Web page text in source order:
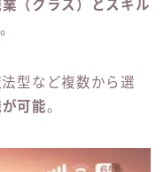
（クラス）とスキル
型など複数から選
可能。